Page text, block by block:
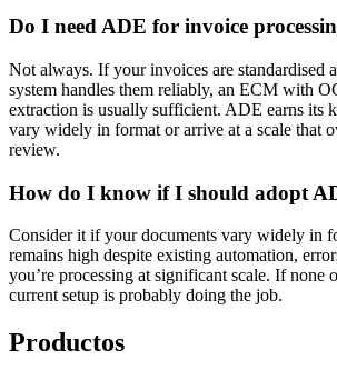
Do I need ADE for invoice
Not always. If your invoices are standardised
system handles them reliably, an ECM with
extraction is usually sufficient. ADE earns its
vary widely in format or arrive at a scale that
review.
How do I know if I should adopt
Consider it if your documents vary widely in
remains high despite existing automation,
you’re processing at significant scale. If none
current setup is probably doing the job.
Productos